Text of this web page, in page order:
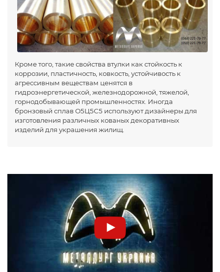
Кроме того, такие свойства втулки как стойкость к
коррозии, пластичность, ковкость, устойчивость к
агрессивным веществам ценятся в
гидроэнергетической, железнодорожной, тяжелой,
горнодобывающей промышленностях. Иногда
бронзовый сплав О5Ц5С5 используют дизайнеры для
изготовления различных кованых декоративных
изделий для украшения жилищ.